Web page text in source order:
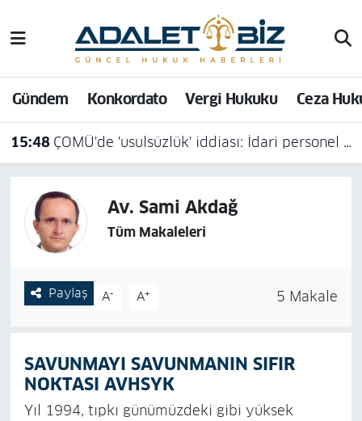
Gündem Konkordato Vergi Hukuku Ceza
15:48 ÇOMÜ'de 'usulsüzlük' iddiası: İdari personel açığa alındı
Av. Sami Akdağ
Tüm Makaleleri
Paylaş A- A+ 5 Makale
SAVUNMAYI SAVUNMANIN SIFIR
NOKTASI AVHSYK
Yıl 1994, tıpkı günümüzdeki gibi yüksek
Hava Durumu
Trafik Durumu
Süper Lig Puan Durumu ve Fikstür
Son Dakika Haberleri